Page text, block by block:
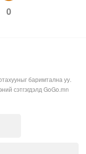
0
баримтална уу.
сэтгэгдэлд GoGo.mn